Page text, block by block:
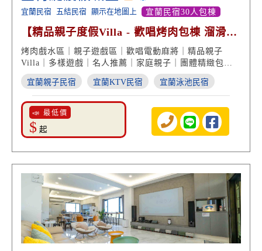
宜蘭民宿 五結民宿 顯示在地圖上 宜蘭民宿30人包棟
【精品親子度假Villa - 歡唱烤肉包棟 溜滑梯
戲水區】
烤肉戲水區｜親子遊戲區｜歡唱電動麻將｜精品親子
Villa｜多樣遊戲｜名人推薦｜家庭親子｜團體精緻包棟
｜宜蘭民宿推薦
宜蘭親子民宿 宜蘭KTV民宿 宜蘭泳池民宿
📣 最低價
$ 起